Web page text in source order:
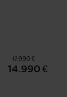
17.990 €
14.990 €